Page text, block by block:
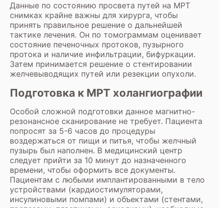
Данные по состоянию просвета путей на МРТ
снимках крайне важны для хирурга, чтобы
принять правильное решение о дальнейшей
тактике лечения. Он по томограммам оценивает
состояние печеночных протоков, пузырного
протока и наличие инфильтрации, бифуркации.
Затем принимается решение о стентировании
желчевыводящих путей или резекции опухоли.
Подготовка к МРТ холангиографии
Особой сложной подготовки данное магнитно-
резонансное сканирование не требует. Пациента
попросят за 5-6 часов до процедуры
воздержаться от пищи и питья, чтобы желчный
пузырь был наполнен. В медицинский центр
следует прийти за 10 минут до назначенного
времени, чтобы оформить все документы.
Пациентам с любыми имплантированными в тело
устройствами (кардиостимуляторами,
инсулиновыми помпами) и объектами (стентами,